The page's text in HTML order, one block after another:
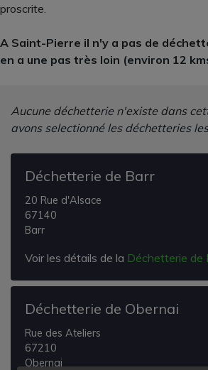
proscrite.
A Saint-Pierre il n'y a pas de
en a une pas très loin (environ 12
Aucune déchetterie n'existe dans
avons selectionné les déchetteries
Déchetterie de Barr
20 Rue d'Alsace
67140
Barr
Voir les détails de la Déchetterie de
Déchetterie de Obernai
Rue des Ateliers
67210
Obernai